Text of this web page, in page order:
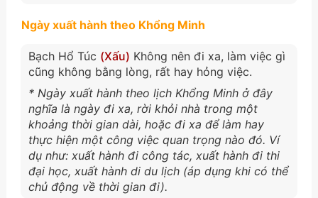
Ngày xuất hành theo Khổng Minh
Bạch Hổ Túc (Xấu) Không nên đi xa, làm việc gì
cũng không bằng lòng, rất hay hỏng việc.
* Ngày xuất hành theo lịch Khổng Minh ở đây
nghĩa là ngày đi xa, rời khỏi nhà trong một
khoảng thời gian dài, hoặc đi xa để làm hay
thực hiện một công việc quan trọng nào đó. Ví
dụ như: xuất hành đi công tác, xuất hành đi thi
đại học, xuất hành di du lịch (áp dụng khi có thể
chủ động về thời gian đi).